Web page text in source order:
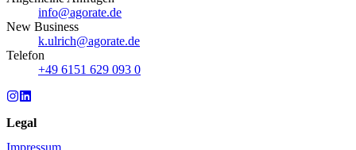
info@agorate.de
New Business
k.ulrich@agorate.de
Telefon
+49 6151 629 093 0
Legal
Impressum